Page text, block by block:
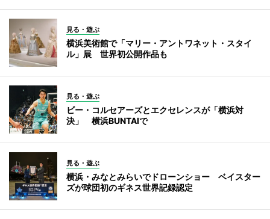
見る・遊ぶ
横浜美術館で「マリー・アントワネット・スタイ
ル」展 世界初公開作品も
見る・遊ぶ
ビー・コルセアーズとエクセレンスが「横浜対
決」 横浜BUNTAIで
見る・遊ぶ
横浜・みなとみらいでドローンショー ベイスター
ズが球団初のギネス世界記録認定